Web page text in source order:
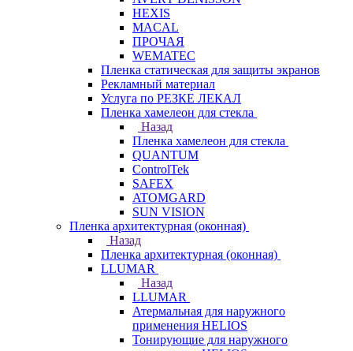
HEXIS
MACAL
ПРОЧАЯ
WEMATEC
Пленка статическая для защиты экранов
Рекламный материал
Услуга по РЕЗКЕ ЛЕКАЛ
Пленка хамелеон для стекла
Назад
Пленка хамелеон для стекла
QUANTUM
ControlTek
SAFEX
ATOMGARD
SUN VISION
Пленка архитектурная (оконная)
Назад
Пленка архитектурная (оконная)
LLUMAR
Назад
LLUMAR
Атермальная для наружного
применения HELIOS
Тонирующие для наружного